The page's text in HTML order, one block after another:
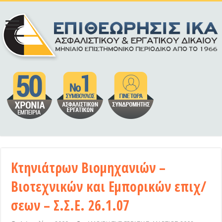
Κτηνιάτρων Βιομηχανιών –
Βιοτεχνικών και Εμπορικών επιχ/
σεων – Σ.Σ.Ε. 26.1.07